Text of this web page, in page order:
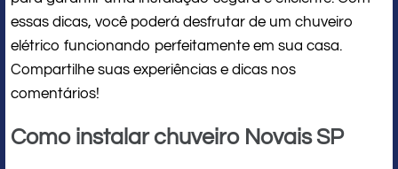
essas dicas, você poderá desfrutar de um chuveiro
elétrico funcionando perfeitamente em sua casa.
Compartilhe suas experiências e dicas nos
comentários!
Como instalar chuveiro Novais SP